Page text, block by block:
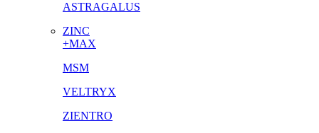
ASTRAGALUS
ZINC
+MAX
MSM
VELTRYX
ZIENTRO